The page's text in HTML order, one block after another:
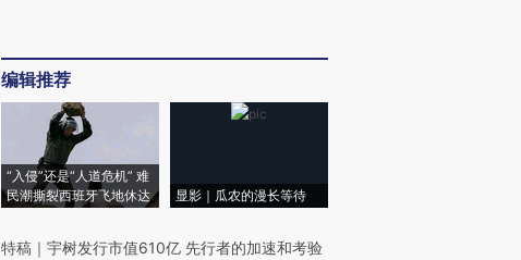
编辑推荐
“入侵”还是“人道危机” 难
民潮撕裂西班牙飞地休达
显影｜瓜农的漫长等待
特稿 ｜ 宇树发行市值610亿 先行者的加速和考验